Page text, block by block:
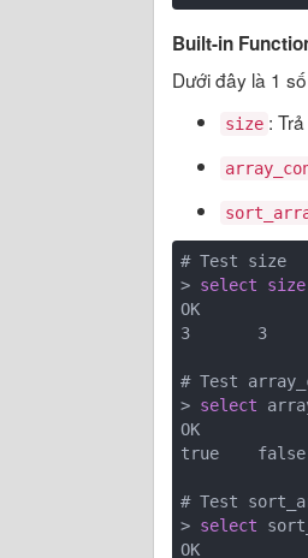
Built-in
Dưới đây là 1
size :
# Test size
> select size
OK
3       3
# Test
> select
OK
true    false
# Test
> select
OK